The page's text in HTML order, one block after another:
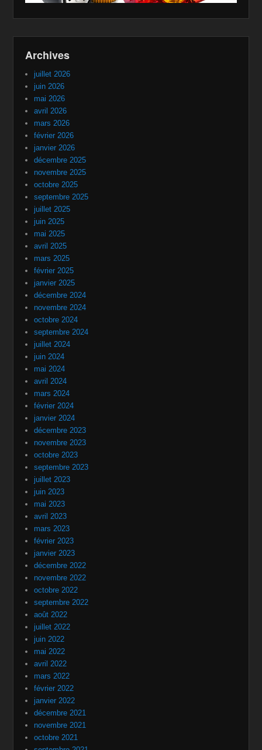
Archives
juillet 2026
juin 2026
mai 2026
avril 2026
mars 2026
février 2026
janvier 2026
décembre 2025
novembre 2025
octobre 2025
septembre 2025
juillet 2025
juin 2025
mai 2025
avril 2025
mars 2025
février 2025
janvier 2025
décembre 2024
novembre 2024
octobre 2024
septembre 2024
juillet 2024
juin 2024
mai 2024
avril 2024
mars 2024
février 2024
janvier 2024
décembre 2023
novembre 2023
octobre 2023
septembre 2023
juillet 2023
juin 2023
mai 2023
avril 2023
mars 2023
février 2023
janvier 2023
décembre 2022
novembre 2022
octobre 2022
septembre 2022
août 2022
juillet 2022
juin 2022
mai 2022
avril 2022
mars 2022
février 2022
janvier 2022
décembre 2021
novembre 2021
octobre 2021